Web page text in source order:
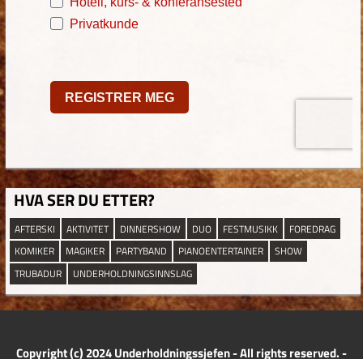
HVA SER DU ETTER?
AFTERSKI AKTIVITET DINNERSHOW DUO FESTMUSIKK
FOREDRAG
KOMIKER
MAGIKER PARTYBAND PIANOENTERTAINER
SHOW
TRUBADUR
UNDERHOLDNINGSINNSLAG
Copyright (c) 2024 Underholdningssjefen - All rights reserved. -